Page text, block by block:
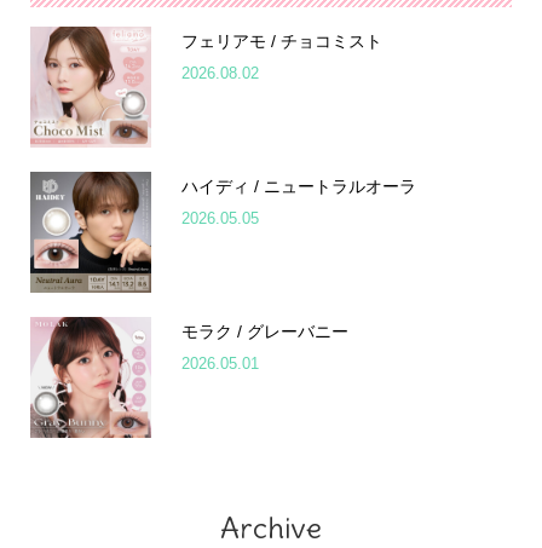
フェリアモ / チョコミスト
2026.08.02
ハイディ / ニュートラルオーラ
2026.05.05
モラク / グレーバニー
2026.05.01
Archive